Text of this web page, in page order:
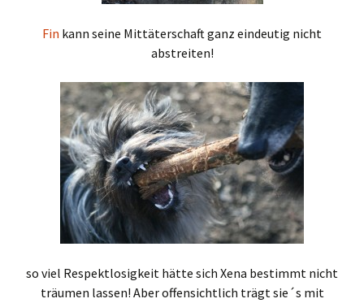
Fin kann seine Mittäterschaft ganz eindeutig nicht
abstreiten!
so viel Respektlosigkeit hätte sich Xena bestimmt nicht
träumen lassen! Aber offensichtlich trägt sie´s mit